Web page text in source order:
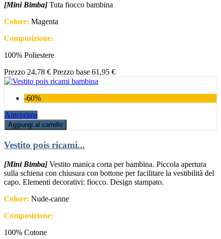
[Mini Bimba] Tuta fiocco bambina
Colore: Magenta
Composizione:
100% Poliestere
Prezzo 24,78 € Prezzo base 61,95 €
-60%
Anteprima
Aggiungi al carrello
Vestito pois ricami...
[Mini Bimba] Vestito manica corta per bambina. Piccola apertura
sulla schiena con chiusura con bottone per facilitare la vestibilità del
capo. Elementi decorativi: fiocco. Design stampato.
Colore: Nude-canne
Composizione:
100% Cotone